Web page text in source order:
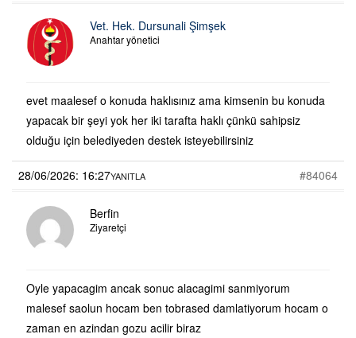
Vet. Hek. Dursunali Şimşek
Anahtar yönetici
evet maalesef o konuda haklısınız ama kimsenin bu konuda
yapacak bir şeyi yok her iki tarafta haklı çünkü sahipsiz
olduğu için belediyeden destek isteyebilirsiniz
28/06/2026: 16:27 #84064
YANITLA
Berfin
Ziyaretçi
Oyle yapacagim ancak sonuc alacagimi sanmiyorum
malesef saolun hocam ben tobrased damlatiyorum hocam o
zaman en azindan gozu acilir biraz